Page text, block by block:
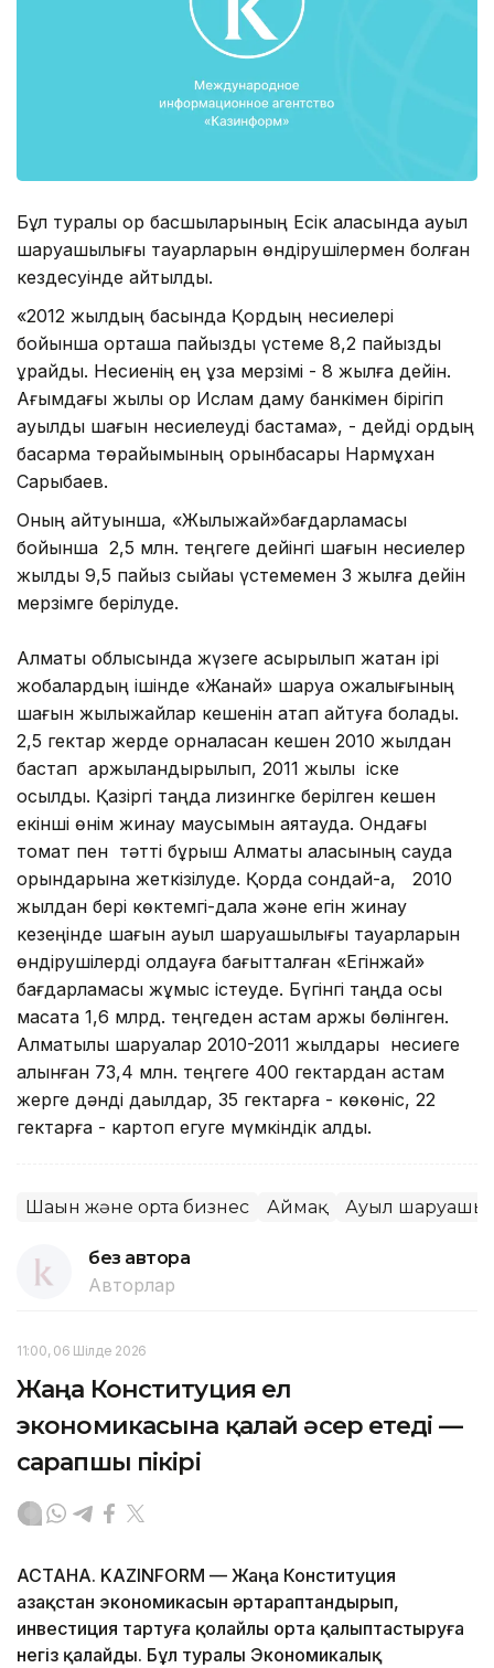
Бұл туралы қор басшыларының Есік қаласында ауыл
шаруашылығы тауарларын өндірушілермен болған
кездесуінде айтылды.
«2012 жылдың басында Қордың несиелері
бойынша орташа пайыздық үстеме 8,2 пайызды
құрайды. Несиенің ең ұзақ мерзімі - 8 жылға дейін.
Ағымдағы жылы қор Ислам даму банкімен бірігіп
ауылдық шағын несиелеуді бастамақ», - дейді қордың
басқарма төрайымының орынбасары Нармұхан
Сарыбаев.
Оның айтуынша, «Жылыжай»бағдарламасы
бойынша 2,5 млн. теңгеге дейінгі шағын несиелер
жылдық 9,5 пайыз сыйақы үстемемен 3 жылға дейін
мерзімге берілуде.
Алматы облысында жүзеге асырылып жатқан ірі
жобалардың ішінде «Жанай» шаруа қожалығының
шағын жылыжайлар кешенін атап айтуға болады.
2,5 гектар жерде орналасқан кешен 2010 жылдан
бастап қаржыландырылып, 2011 жылы іске
қосылды. Қазіргі таңда лизингке берілген кешен
екінші өнім жинау маусымын аяқтауда. Ондағы
томат пен тәтті бұрыш Алматы қаласының сауда
орындарына жеткізілуде. Қорда сондай-ақ, 2010
жылдан бері көктемгі-дала және егін жинау
кезеңінде шағын ауыл шаруашылығы тауарларын
өндірушілерді қолдауға бағытталған «Егінжай»
бағдарламасы жұмыс істеуде. Бүгінгі таңда осы
мақсатқа 1,6 млрд. теңгеден астам қаржы бөлінген.
Алматылық шаруалар 2010-2011 жылдары несиеге
алынған 73,4 млн. теңгеге 400 гектардан астам
жерге дәнді дақылдар, 35 гектарға - көкөніс, 22
гектарға - картоп егуге мүмкіндік алды.
Шағын және орта бизнес Аймақ Ауыл
без автора
Авторлар
11:00, 06 Шілде 2026
Жаңа Конституция ел
экономикасына қалай әсер етеді —
сарапшы пікірі
АСТАНА. KAZINFORM — Жаңа Конституция
Қазақстан экономикасын әртараптандырып,
инвестиция тартуға қолайлы орта қалыптастыруға
негіз қалайды. Бұл туралы Экономикалық